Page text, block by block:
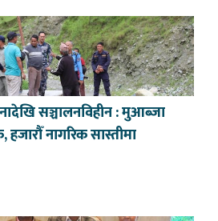
सञ्चालनविहीन : मुआब्जा
नागरिक सास्तीमा